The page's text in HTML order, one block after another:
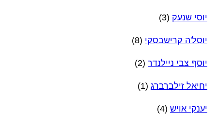
יוסי שנעק (3)
יוסל'ה קרישבסקי (8)
יוסף צבי ניילנדר (2)
יחיאל זילברברג (1)
יענקי אויש (4)